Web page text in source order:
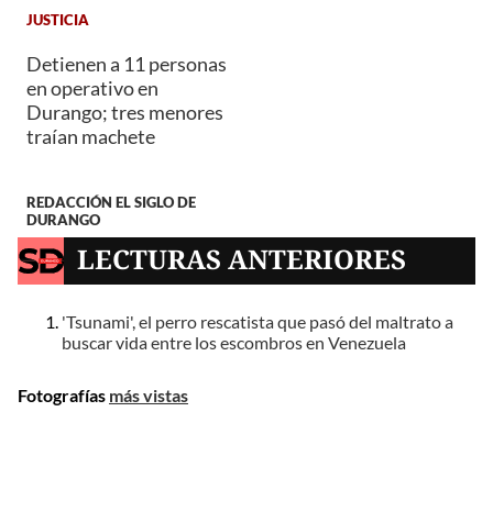
JUSTICIA
Detienen a 11 personas
en operativo en
Durango; tres menores
traían machete
REDACCIÓN EL SIGLO DE
DURANGO
LECTURAS ANTERIORES
'Tsunami', el perro rescatista que pasó del maltrato a
buscar vida entre los escombros en Venezuela
Fotografías más vistas